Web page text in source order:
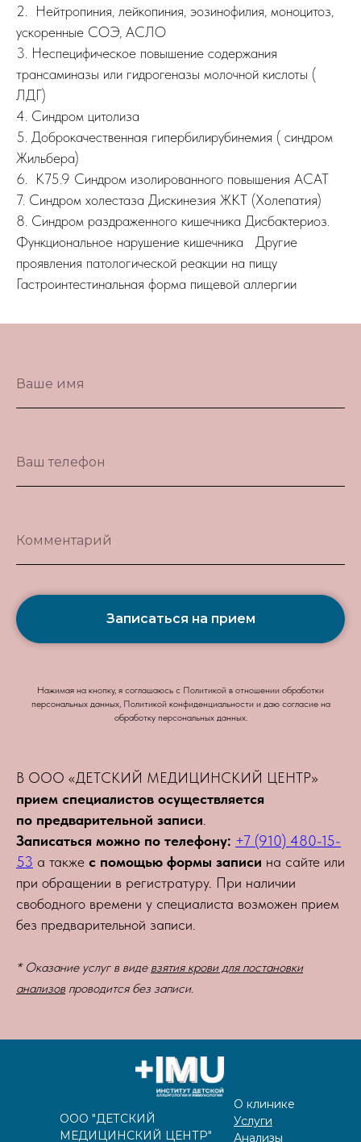
2. Нейтропиния, лейкопиния, эозинофилия, моноцитоз,
ускоренные СОЭ, АСЛО
3. Неспецифическое повышение содержания
трансаминазы или гидрогеназы молочной кислоты (
ЛДГ)
4. Синдром цитолиза
5. Доброкачественная гипербилирубинемия ( синдром
Жильбера)
6. К75.9 Синдром изолированного повышения АСАТ
7. Синдром холестаза Дискинезия ЖКТ (Холепатия)
8. Синдром раздраженного кишечника Дисбактериоз.
Функциональное нарушение кишечника Другие
проявления патологической реакции на пищу
Гастроинтестинальная форма пищевой аллергии
Ваше имя
Ваш телефон
Комментарий
Записаться на прием
Нажимая на кнопку, я соглашаюсь с Политикой в отношении обработки
персональных данных, Политикой конфиденциальности и даю согласие на
обработку персональных данных.
В ООО «ДЕТСКИЙ МЕДИЦИНСКИЙ ЦЕНТР»
прием специалистов осуществляется
по предварительной записи
Записаться можно по телефону: +7 (910) 480-15-
53 а также с помощью формы записи на сайте или
при обращении в регистратуру. При наличии
свободного времени у специалиста возможен прием
без предварительной записи.
* Оказание услуг в виде взятия крови для постановки
анализов проводится без записи.
ООО "ДЕТСКИЙ
МЕДИЦИНСКИЙ ЦЕНТР"
О клинике
Услуги
Анализы